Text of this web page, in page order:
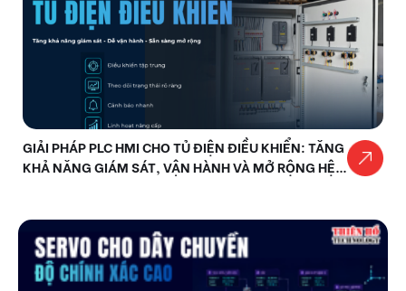
GIẢI PHÁP PLC HMI CHO TỦ ĐIỆN ĐIỀU KHIỂN: TĂNG
KHẢ NĂNG GIÁM SÁT, VẬN HÀNH VÀ MỞ RỘNG HỆ